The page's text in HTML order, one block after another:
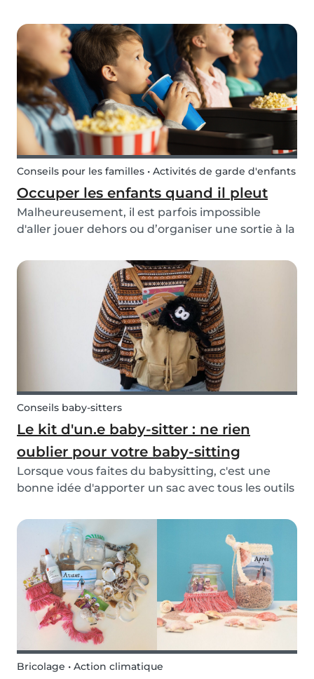
octobre, les gens exprimaient leur respect pour
ceux qui étaient passés avant eux en offrant de
la nourrit...
Conseils pour les familles • Activités de garde d'enfants
Occuper les enfants quand il pleut
Malheureusement, il est parfois impossible
d'aller jouer dehors ou d’organiser une sortie à la
alors difficile de décider à quel jeu jouer ou de
proposer de nouvelles activités comme plan B....
Conseils baby-sitters
Le kit d'un.e baby-sitter : ne rien
oublier pour votre baby-sitting
Lorsque vous faites du babysitting, c'est une
bonne idée d'apporter un sac avec tous les outils
urgences. Attendez-vous à l'inattendu ! C’est
aussi une bonne idée d’être préparé avec des
jeux,...
Bricolage • Action climatique